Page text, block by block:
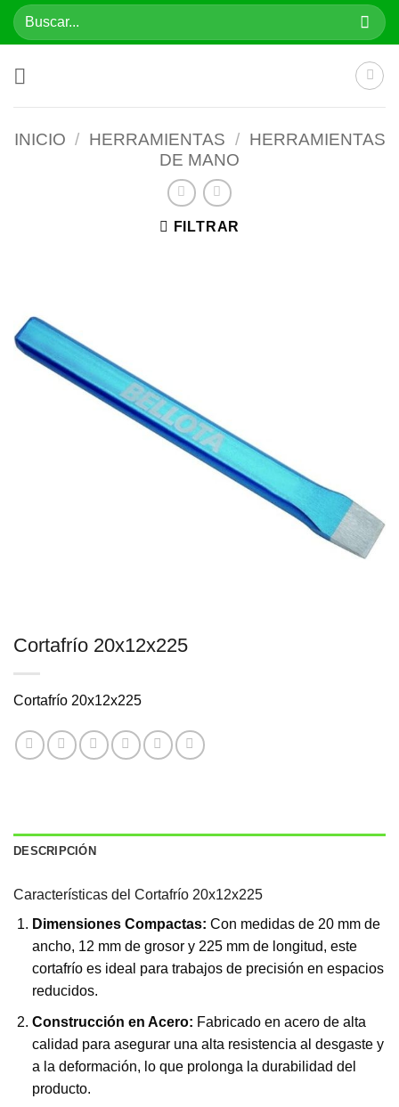
SaltarBuscar
por:
INICIO / HERRAMIENTAS / HERRAMIENTAS
DE MANO
FILTRAR
Cortafrío 20x12x225
Cortafrío 20x12x225
DESCRIPCIÓN
Características del Cortafrío 20x12x225
Dimensiones Compactas: Con medidas de 20 mm de
ancho, 12 mm de grosor y 225 mm de longitud, este
cortafrío es ideal para trabajos de precisión en espacios
reducidos.
Construcción en Acero: Fabricado en acero de alta
calidad para asegurar una alta resistencia al desgaste y
a la deformación, lo que prolonga la durabilidad del
producto.